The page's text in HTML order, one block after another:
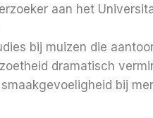
aan het
bij muizen die
dramatisch
bij